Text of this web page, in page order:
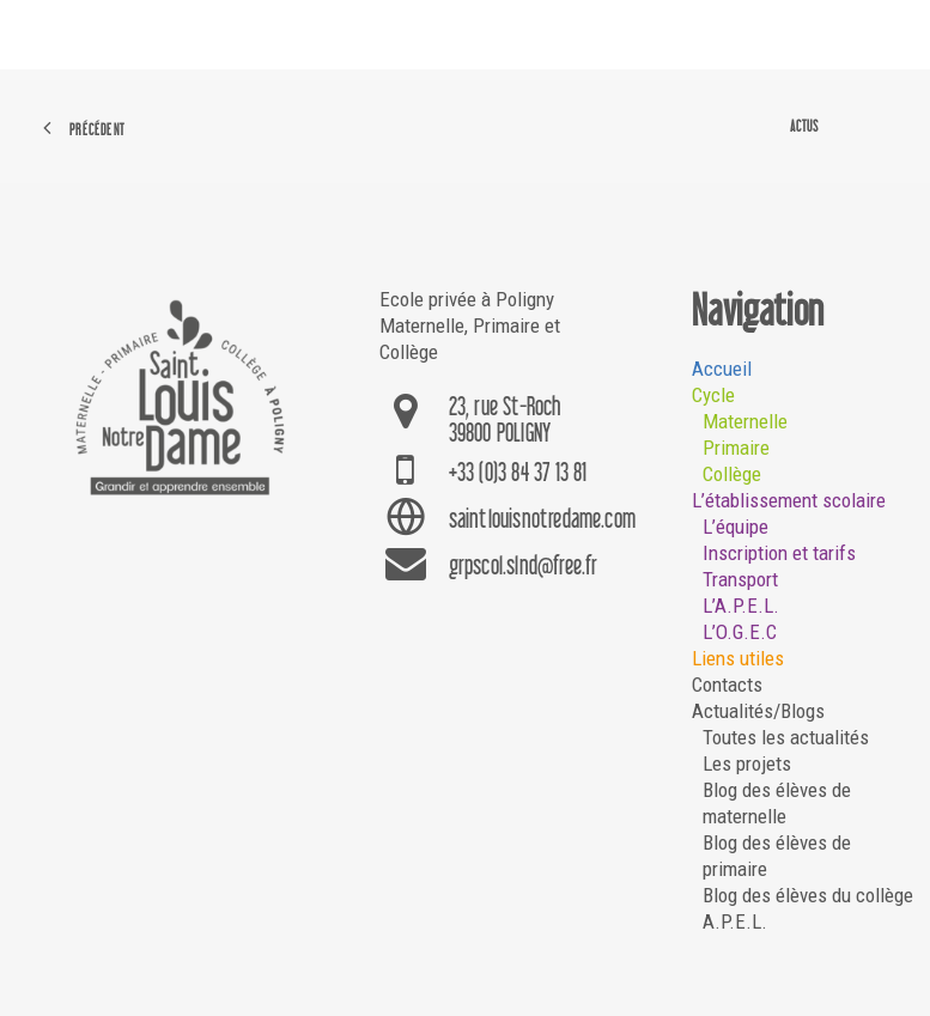
PRÉCÉDENT ACTUS
Ecole privée à Poligny
Maternelle, Primaire et
Collège
23, rue St-Roch
39800 POLIGNY
+33 (0)3 84 37 13 81
saintlouisnotredame.com
grpscol.slnd@free.fr
Navigation
Accueil
Cycle
Maternelle
Primaire
Collège
L’établissement scolaire
L’équipe
Inscription et tarifs
Transport
L’A.P.E.L.
L’O.G.E.C
Liens utiles
Contacts
Actualités/Blogs
Toutes les actualités
Les projets
Blog des élèves de
maternelle
Blog des élèves de
primaire
Blog des élèves du collège
A.P.E.L.